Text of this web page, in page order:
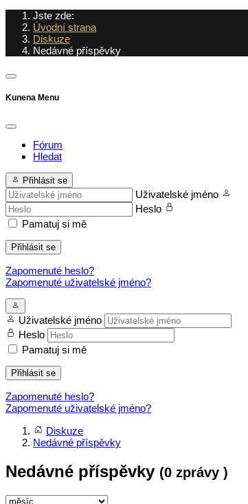
Jste zde:
Úvodní strana
Diskuze
Nedávné příspěvky
Kunena Menu
Fórum
Hledat
Přihlásit se
Uživatelské jméno
Heslo
Pamatuj si mě
Přihlásit se
Zapomenuté heslo?
Zapomenuté uživatelské jméno?
Uživatelské jméno
Heslo
Pamatuj si mě
Přihlásit se
Zapomenuté heslo?
Zapomenuté uživatelské jméno?
Diskuze
Nedávné příspěvky
Nedávné příspěvky (0 zprávy )